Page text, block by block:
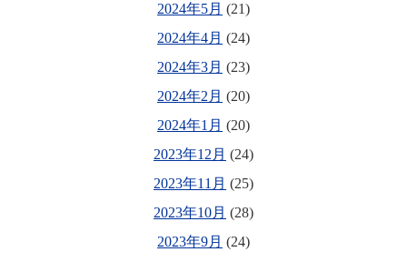
2024年5月 (21)
2024年4月 (24)
2024年3月 (23)
2024年2月 (20)
2024年1月 (20)
2023年12月 (24)
2023年11月 (25)
2023年10月 (28)
2023年9月 (24)